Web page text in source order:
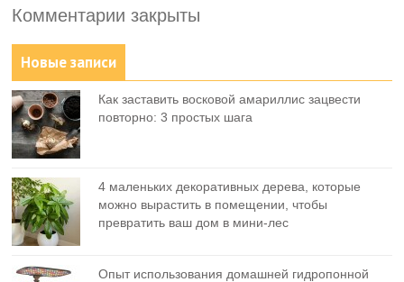
Комментарии закрыты
Новые записи
Как заставить восковой амариллис зацвести
повторно: 3 простых шага
4 маленьких декоративных дерева, которые
можно вырастить в помещении, чтобы
превратить ваш дом в мини-лес
Опыт использования домашней гидропонной